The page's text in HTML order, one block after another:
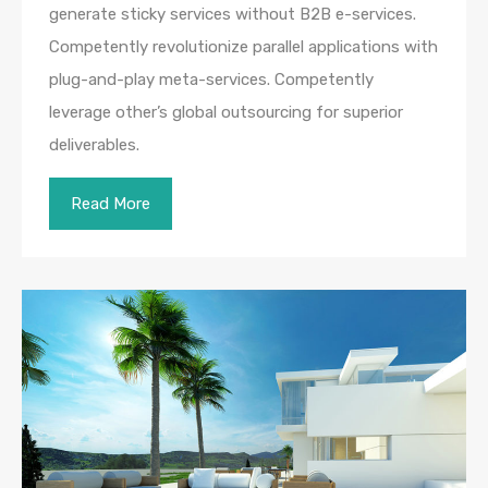
generate sticky services without B2B e-services.
Competently revolutionize parallel applications with
plug-and-play meta-services. Competently
leverage other’s global outsourcing for superior
deliverables.
Read More